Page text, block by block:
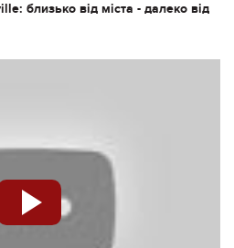
близько від міста - далеко від